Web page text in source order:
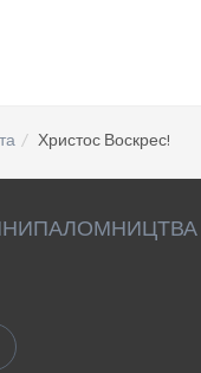
Христос Воскрес!
ПАЛОМНИЦТВА